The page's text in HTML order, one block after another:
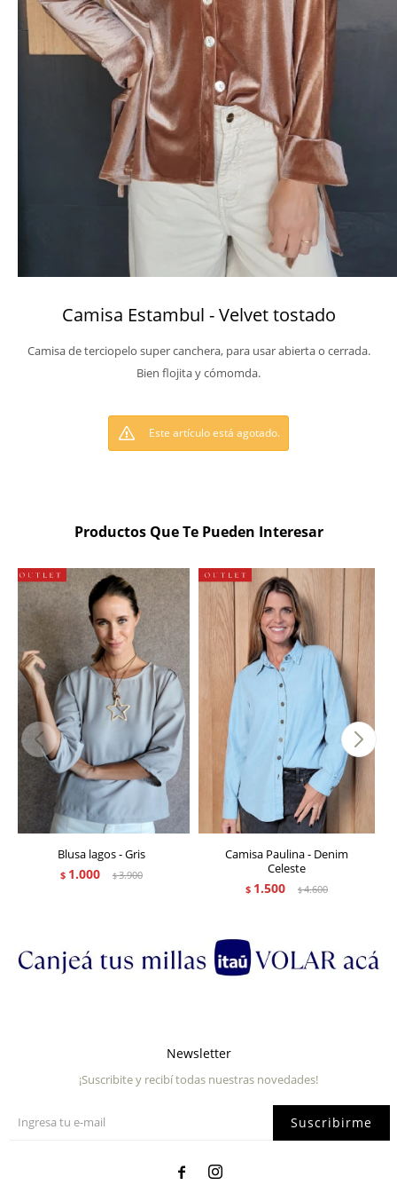
Camisa Estambul - Velvet tostado
Camisa de terciopelo super canchera, para usar abierta o cerrada.
Bien flojita y cómomda.
Este artículo está agotado.
Productos Que Te Pueden Interesar
Blusa lagos - Gris
$ 1.000 $3.900
Camisa Paulina - Denim
Celeste
$ 1.500 $4.600
Newsletter
¡Suscribite y recibí todas nuestras novedades!
Suscribirme
 